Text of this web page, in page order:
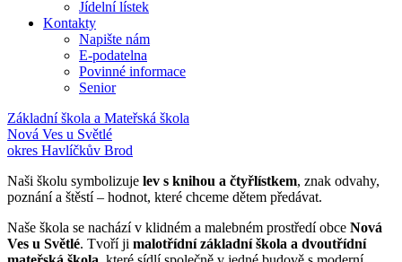
Jídelní lístek
Kontakty
Napište nám
E-podatelna
Povinné informace
Senior
Základní škola a Mateřská škola
Nová Ves u Světlé
okres Havlíčkův Brod
Naši školu symbolizuje lev s knihou a čtyřlístkem, znak odvahy,
poznání a štěstí – hodnot, které chceme dětem předávat.
Naše škola se nachází v klidném a malebném prostředí obce Nová
Ves u Světlé. Tvoří ji malotřídní základní škola a dvoutřídní